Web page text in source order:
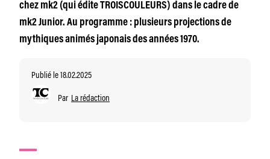
chez mk2 (qui édite TROISCOULEURS) dans le cadre de
mk2 Junior. Au programme : plusieurs projections de
mythiques animés japonais des années 1970.
Publié le 18.02.2025
Par La rédaction